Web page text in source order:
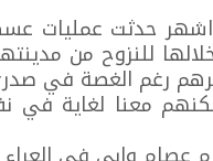
للنزوح من
رغم الغصة في
معنا لغاية في